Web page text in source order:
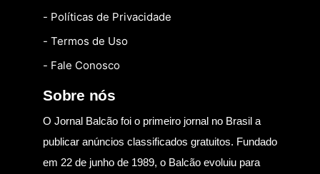
- Políticas de Privacidade
- Termos de Uso
- Fale Conosco
Sobre nós
O Jornal Balcão foi o primeiro jornal no Brasil a
publicar anúncios classificados gratuitos. Fundado
em 22 de junho de 1989, o Balcão evoluiu para